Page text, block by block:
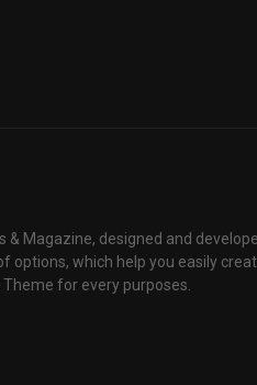
& Magazine, designed and
options, which help you easily
for every purposes.